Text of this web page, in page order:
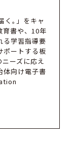
く｡」をキャ
育書や、10年
る学習指導要
ポートする板
ーズに応え
体向け電子書